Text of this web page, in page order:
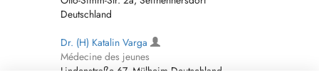
Deutschland
Dr. (H) Katalin Varga
Médecine des jeunes
Lindenstraße 67, Mülheim Deutschland